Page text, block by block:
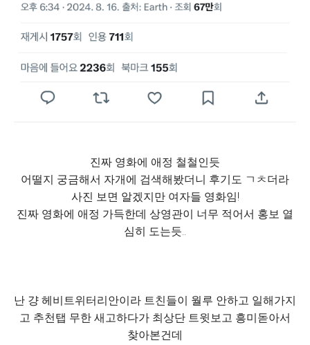
진짜 영화에 애정 철철인듯
어떨지 궁금해서 자개에 검색해봤더니 후기도 ㄱㅊ더라
사진 보면 알겠지만 여자들 영화임!
진짜 영화에 애정 가득한데 상영관이 너무 적어서 홍보 열
심히 도는듯..
난 걍 헤비트위터리안이라 트친들이 월루 안하고 일해가지
고 추천탭 무한 새고하다가 최상단 트윗보고 흥미돋아서
찾아본건데